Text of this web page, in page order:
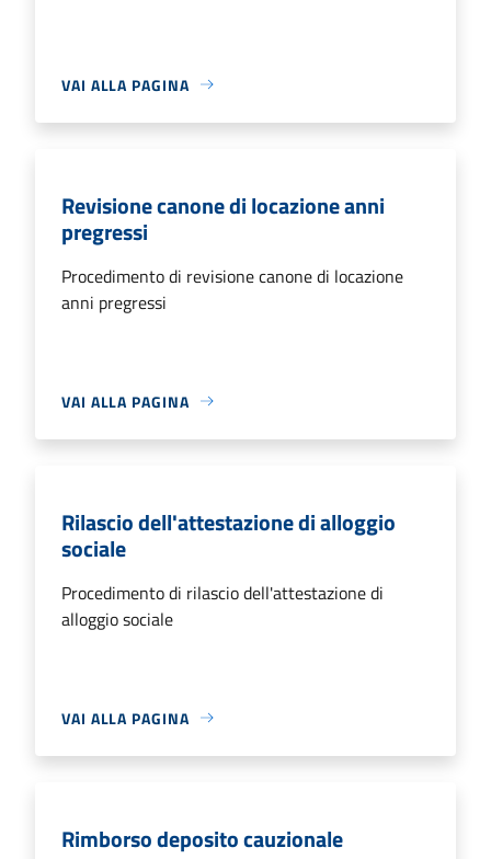
VAI ALLA PAGINA
Revisione canone di locazione anni
pregressi
Procedimento di revisione canone di locazione
anni pregressi
VAI ALLA PAGINA
Rilascio dell'attestazione di alloggio
sociale
Procedimento di rilascio dell'attestazione di
alloggio sociale
VAI ALLA PAGINA
Rimborso deposito cauzionale